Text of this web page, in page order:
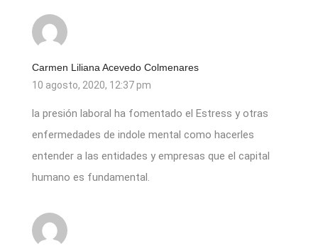
Carmen Liliana Acevedo Colmenares
10 agosto, 2020, 12:37 pm
la presión laboral ha fomentado el Estress y otras
enfermedades de indole mental como hacerles
entender a las entidades y empresas que el capital
humano es fundamental.